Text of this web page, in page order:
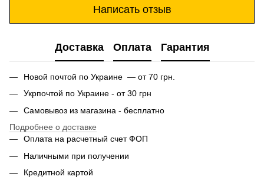
Написать отзыв
Доставка Оплата Гарантия
Новой почтой по Украине — от 70 грн.
Укрпочтой по Украине - от 30 грн
Самовывоз из магазина - бесплатно
Подробнее о доставке
Оплата на расчетный счет ФОП
Наличными при получении
Кредитной картой